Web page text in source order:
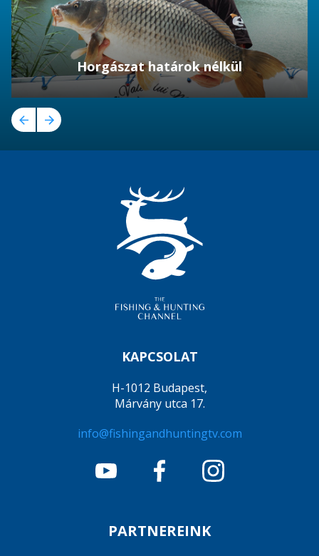
Horgászat határok nélkül
KAPCSOLAT
H-1012 Budapest,
Márvány utca 17.
info@fishingandhuntingtv.com
PARTNEREINK